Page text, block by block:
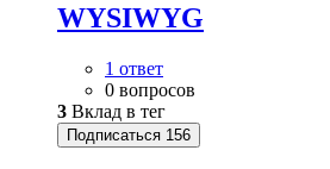
WYSIWYG
1 ответ
0 вопросов
3 Вклад в тег
Подписаться 156